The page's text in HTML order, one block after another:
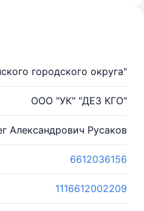
городского округа"
ООО "УК" "ДЕЗ КГО"
Александрович Русаков
6612036156
1116612002209